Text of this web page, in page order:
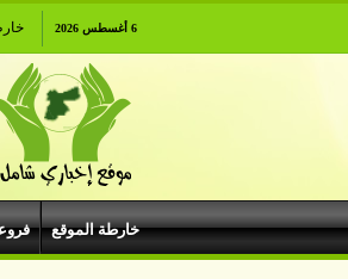
6 أغسطس 2026
خارطة الموقع